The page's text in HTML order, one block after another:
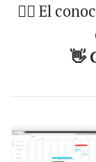
🐱‍🏍 El
👋